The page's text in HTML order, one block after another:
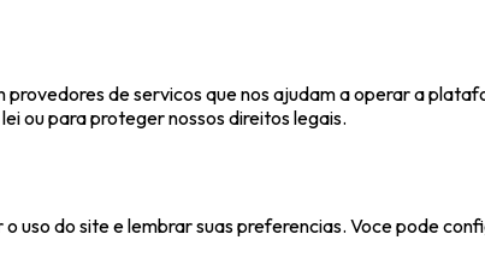
de servicos que nos ajudam a operar a
ou para proteger nossos direitos legais.
uso do site e lembrar suas preferencias. Voce pode